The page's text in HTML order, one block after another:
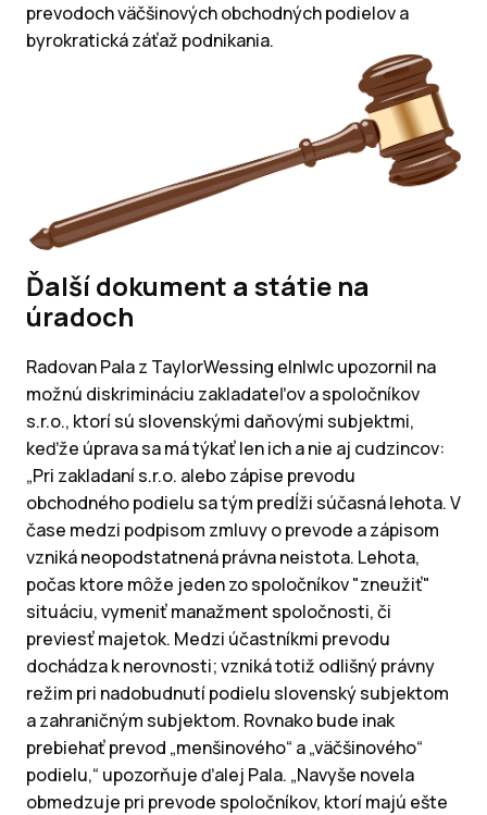
prevodoch väčšinových obchodných podielov a
byrokratická záťaž podnikania.
Ďalší dokument a státie na
úradoch
Radovan Pala z TaylorWessing e|n|w|c upozornil na
možnú diskrimináciu zakladateľov a spoločníkov
s.r.o., ktorí sú slovenskými daňovými subjektmi,
keďže úprava sa má týkať len ich a nie aj cudzincov:
„Pri zakladaní s.r.o. alebo zápise prevodu
obchodného podielu sa tým predĺži súčasná lehota. V
čase medzi podpisom zmluvy o prevode a zápisom
vzniká neopodstatnená právna neistota. Lehota,
počas ktore môže jeden zo spoločníkov "zneužiť"
situáciu, vymeniť manažment spoločnosti, či
previesť majetok. Medzi účastníkmi prevodu
dochádza k nerovnosti; vzniká totiž odlišný právny
režim pri nadobudnutí podielu slovenský subjektom
a zahraničným subjektom. Rovnako bude inak
prebiehať prevod „menšinového“ a „väčšinového“
podielu,“ upozorňuje ďalej Pala. „Navyše novela
obmedzuje pri prevode spoločníkov, ktorí majú ešte